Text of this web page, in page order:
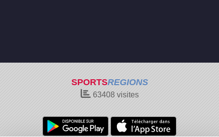
SPORTSREGIONS
63408visites